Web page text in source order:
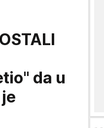
da u